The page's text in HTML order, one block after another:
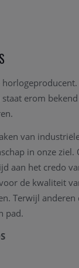
erom
van
in onze ziel.
aan het credo
de kwaliteit
Terwijl anderen
pad.